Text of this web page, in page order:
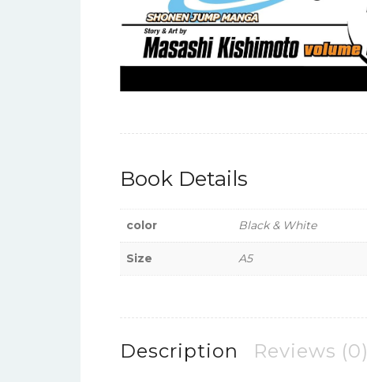
Book Details
color Black & White
Size A5
Description Reviews (0)